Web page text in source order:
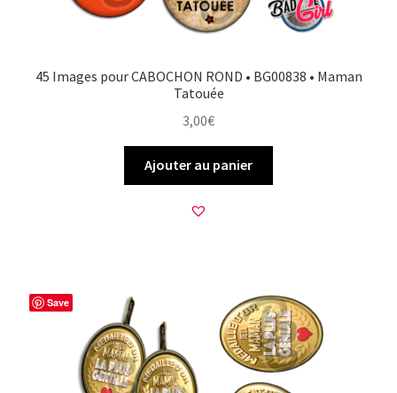
45 Images pour CABOCHON ROND • BG00838 • Maman
Tatouée
3,00€
Ajouter au panier
Save